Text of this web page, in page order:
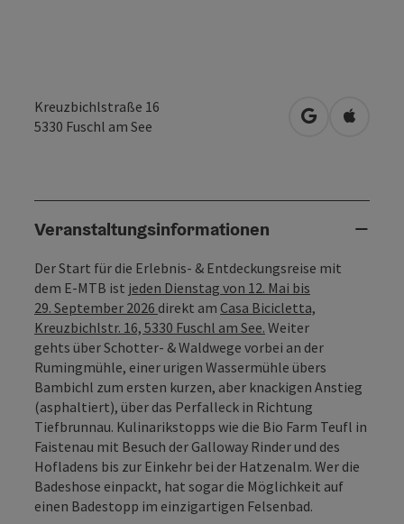
Kreuzbichlstraße 16
5330 Fuschl am See in Google
in
Veranstaltungsinformationen
Der Start für die Erlebnis- & Entdeckungsreise mit
dem E-MTB ist jeden Dienstag von 12. Mai bis
29. September 2026 direkt am Casa Bicicletta,
Kreuzbichlstr. 16, 5330 Fuschl am See. Weiter
gehts über Schotter- & Waldwege vorbei an der
Rumingmühle, einer urigen Wassermühle übers
Bambichl zum ersten kurzen, aber knackigen Anstieg
(asphaltiert), über das Perfalleck in Richtung
Tiefbrunnau. Kulinarikstopps wie die Bio Farm Teufl in
Faistenau mit Besuch der Galloway Rinder und des
Hofladens bis zur Einkehr bei der Hatzenalm. Wer die
Badeshose einpackt, hat sogar die Möglichkeit auf
einen Badestopp im einzigartigen Felsenbad.